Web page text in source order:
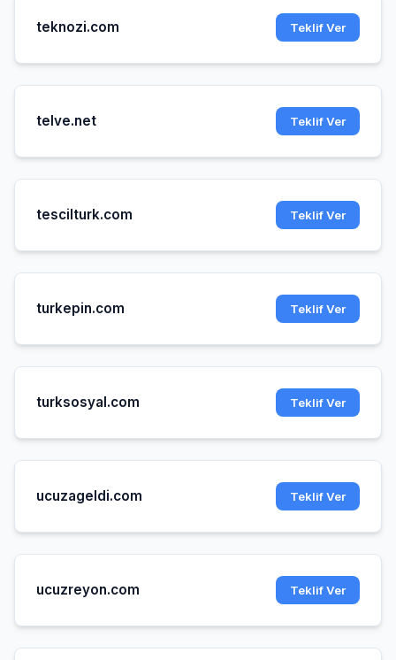
teknozi.com Teklif Ver
telve.net Teklif Ver
tescilturk.com Teklif Ver
turkepin.com Teklif Ver
turksosyal.com Teklif Ver
ucuzageldi.com Teklif Ver
ucuzreyon.com Teklif Ver